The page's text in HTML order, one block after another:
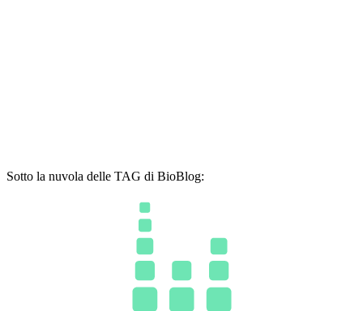
Sotto la nuvola delle TAG di BioBlog: